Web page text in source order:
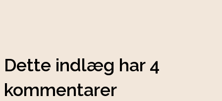
Dette indlæg har 4
kommentarer